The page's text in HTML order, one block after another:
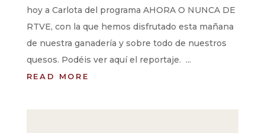
hoy a Carlota del programa AHORA O NUNCA DE
RTVE, con la que hemos disfrutado esta mañana
de nuestra ganadería y sobre todo de nuestros
quesos. Podéis ver aquí el reportaje. ...
READ MORE